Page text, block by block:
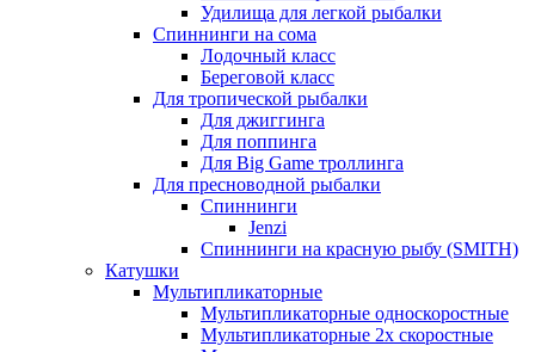
Удилища для легкой рыбалки
Спиннинги на сома
Лодочный класс
Береговой класс
Для тропической рыбалки
Для джиггинга
Для поппинга
Для Big Game троллинга
Для пресноводной рыбалки
Спиннинги
Jenzi
Спиннинги на красную рыбу (SMITH)
Катушки
Мультипликаторные
Мультипликаторные односкоростные
Мультипликаторные 2х скоростные